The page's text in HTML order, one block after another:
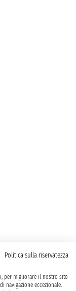
Politica sulla riservatezza
per migliorare il nostro sito
navigazione eccezionale.